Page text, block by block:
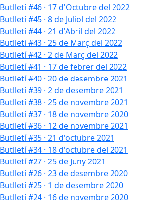
Butlletí #46 · 17 d'Octubre del 2022
Butlletí #45 · 8 de Juliol del 2022
Butlletí #44 · 21 d'Abril del 2022
Butlletí #43 · 25 de Març del 2022
Butlletí #42 · 2 de Març del 2022
Butlletí #41 · 17 de febrer del 2022
Butlletí #40 · 20 de desembre 2021
Butlletí #39 · 2 de desembre 2021
Butlletí #38 · 25 de novembre 2021
Butlletí #37 · 18 de novembre 2020
Butlletí #36 · 12 de novembre 2021
Butlletí #35 · 21 d'octubre 2021
Butlletí #34 · 18 d'octubre del 2021
Butlletí #27 · 25 de Juny 2021
Butlletí #26 · 23 de desembre 2020
Butlletí #25 · 1 de desembre 2020
Butlletí #24 · 16 de novembre 2020